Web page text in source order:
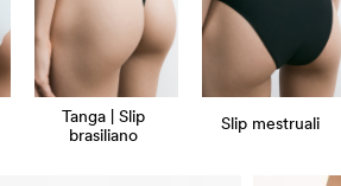
Tanga | Slip
brasiliano
Slip mestruali